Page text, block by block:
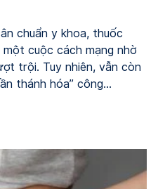
chuẩn y khoa, thuốc
cuộc cách mạng nhờ
trội. Tuy nhiên, vẫn còn
thánh hóa” công…